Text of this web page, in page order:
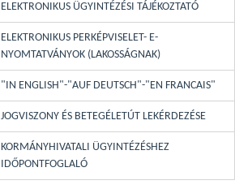
ELEKTRONIKUS ÜGYINTÉZÉSI TÁJÉKOZTATÓ
ELEKTRONIKUS PERKÉPVISELET- E-
NYOMTATVÁNYOK (LAKOSSÁGNAK)
"IN ENGLISH"-"AUF DEUTSCH"-"EN FRANCAIS"
JOGVISZONY ÉS BETEGÉLETÚT LEKÉRDEZÉSE
KORMÁNYHIVATALI ÜGYINTÉZÉSHEZ
IDŐPONTFOGLALÓ